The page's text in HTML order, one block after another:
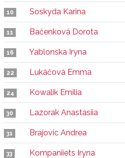
10 Soskyda Karina
11 Bačenková Dorota
16 Yablonska Iryna
22 Lukáčová Emma
24 Kowalik Emilia
30 Lazorak Anastasiia
31 Brajovic Andrea
33 Kompaniiets Iryna